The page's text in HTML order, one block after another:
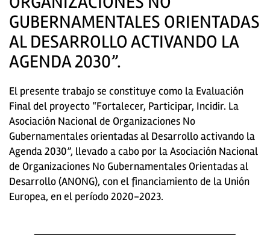
GUBERNAMENTALES ORIENTADAS
AL DESARROLLO ACTIVANDO LA
AGENDA 2030”.
El presente trabajo se constituye como la Evaluación
Final del proyecto “Fortalecer, Participar, Incidir. La
Asociación Nacional de Organizaciones No
Gubernamentales orientadas al Desarrollo activando la
Agenda 2030”, llevado a cabo por la Asociación Nacional
de Organizaciones No Gubernamentales Orientadas al
Desarrollo (ANONG), con el financiamiento de la Unión
Europea, en el período 2020-2023.